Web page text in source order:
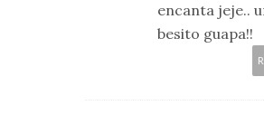
encanta jeje..
besito guapa!!